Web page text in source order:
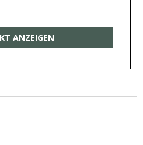
ANZEIGEN